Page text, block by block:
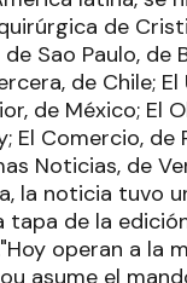
de
Sao Paulo, de
de Chile; El
de México; El
El Comercio, de
Noticias, de
la noticia tuvo
tapa de la
operan a la
asume el